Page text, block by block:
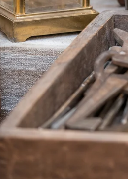
ist ein Flohmarkt in Berlin.